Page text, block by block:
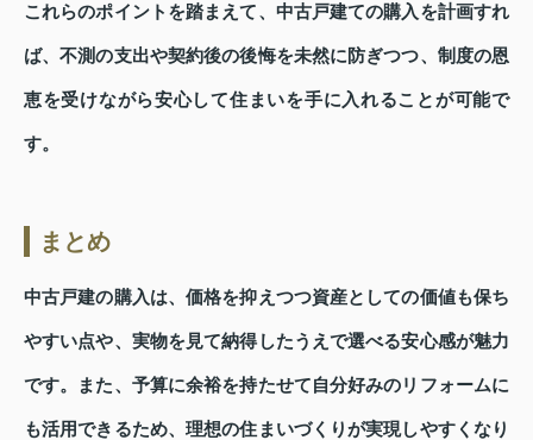
これらのポイントを踏まえて、中古戸建ての購入を計画すれ
ば、不測の支出や契約後の後悔を未然に防ぎつつ、制度の恩
恵を受けながら安心して住まいを手に入れることが可能で
す。
まとめ
中古戸建の購入は、価格を抑えつつ資産としての価値も保ち
やすい点や、実物を見て納得したうえで選べる安心感が魅力
です。また、予算に余裕を持たせて自分好みのリフォームに
も活用できるため、理想の住まいづくりが実現しやすくなり